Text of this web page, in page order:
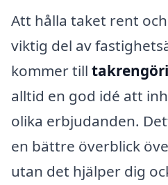
Att hålla taket rent
viktig del av
kommer till
alltid en god idé att
olika erbjudanden.
en bättre överblick
utan det hjälper dig